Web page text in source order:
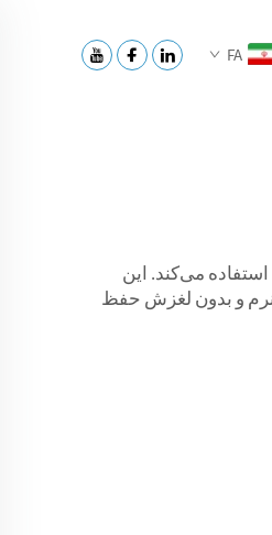
FA
می‌کند. این
نرم و بدون لغزش حفظ